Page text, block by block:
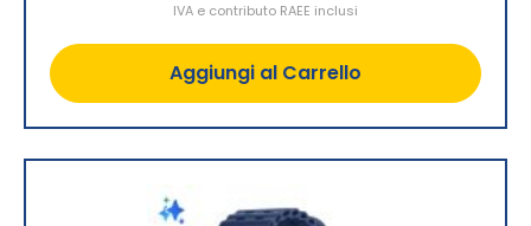
IVA e contributo RAEE inclusi
Aggiungi al Carrello